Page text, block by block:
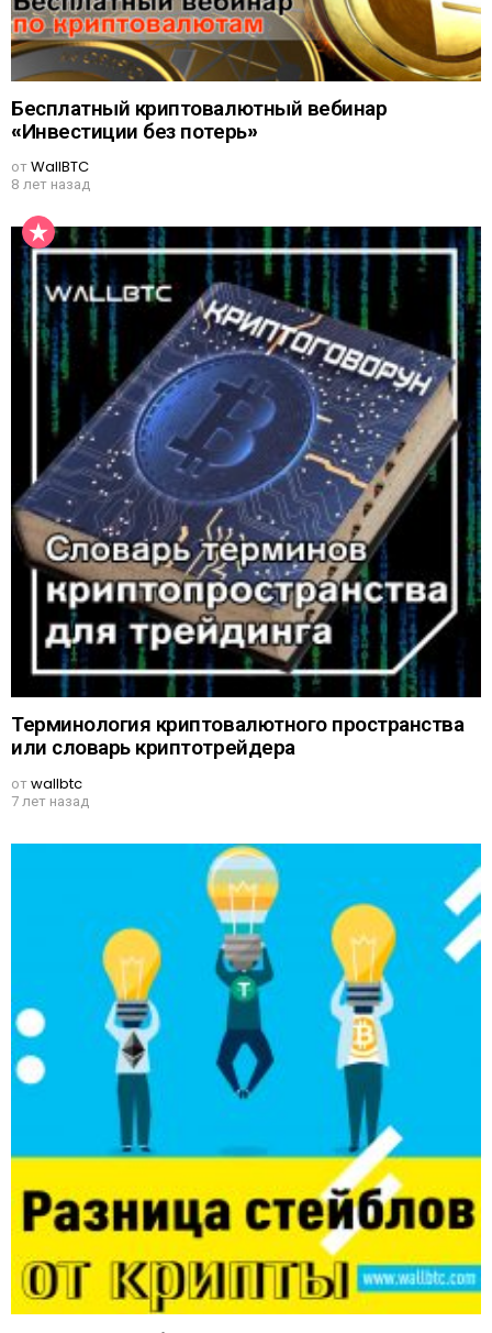
Бесплатный криптовалютный вебинар
«Инвестиции без потерь»
отWallBTC
8 лет назад
Терминология криптовалютного пространства
или словарь криптотрейдера
отwallbtc
7 лет назад